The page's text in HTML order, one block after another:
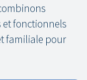
fonctionnels
familiale pour